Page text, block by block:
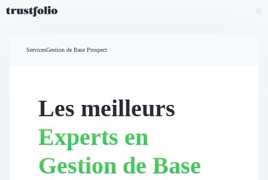
Widgets d'avis
Partage d’avis multicanal
Vidéo de témoignage
ServicesGestion de Base Prospect
Les meilleurs
Experts en
Gestion de Base